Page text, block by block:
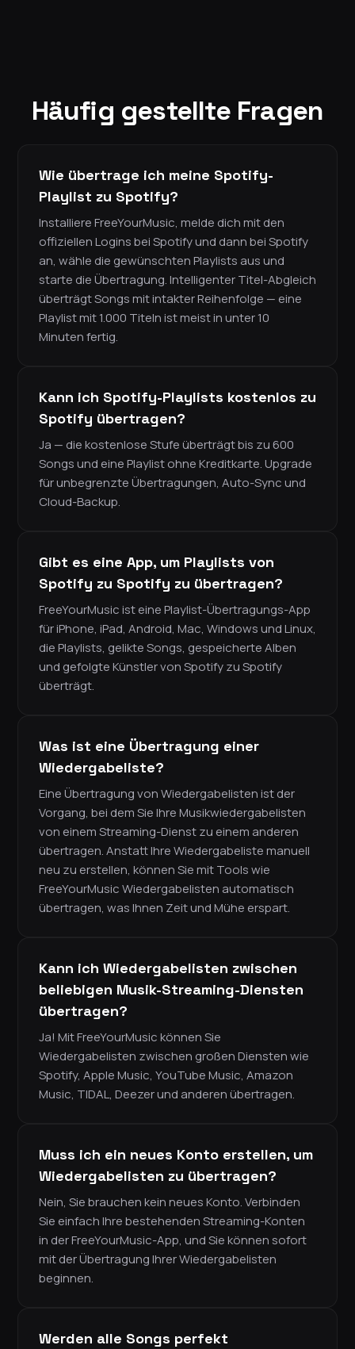
Häufig gestellte Fragen
Wie übertrage ich meine Spotify-
Playlist zu Spotify?
Installiere FreeYourMusic, melde dich mit den
offiziellen Logins bei Spotify und dann bei Spotify
an, wähle die gewünschten Playlists aus und
starte die Übertragung. Intelligenter Titel-Abgleich
überträgt Songs mit intakter Reihenfolge — eine
Playlist mit 1.000 Titeln ist meist in unter 10
Minuten fertig.
Kann ich Spotify-Playlists kostenlos zu
Spotify übertragen?
Ja — die kostenlose Stufe überträgt bis zu 600
Songs und eine Playlist ohne Kreditkarte. Upgrade
für unbegrenzte Übertragungen, Auto-Sync und
Cloud-Backup.
Gibt es eine App, um Playlists von
Spotify zu Spotify zu übertragen?
FreeYourMusic ist eine Playlist-Übertragungs-App
für iPhone, iPad, Android, Mac, Windows und Linux,
die Playlists, gelikte Songs, gespeicherte Alben
und gefolgte Künstler von Spotify zu Spotify
überträgt.
Was ist eine Übertragung einer
Wiedergabeliste?
Eine Übertragung von Wiedergabelisten ist der
Vorgang, bei dem Sie Ihre Musikwiedergabelisten
von einem Streaming-Dienst zu einem anderen
übertragen. Anstatt Ihre Wiedergabeliste manuell
neu zu erstellen, können Sie mit Tools wie
FreeYourMusic Wiedergabelisten automatisch
übertragen, was Ihnen Zeit und Mühe erspart.
Kann ich Wiedergabelisten zwischen
beliebigen Musik-Streaming-Diensten
übertragen?
Ja! Mit FreeYourMusic können Sie
Wiedergabelisten zwischen großen Diensten wie
Spotify, Apple Music, YouTube Music, Amazon
Music, TIDAL, Deezer und anderen übertragen.
Muss ich ein neues Konto erstellen, um
Wiedergabelisten zu übertragen?
Nein, Sie brauchen kein neues Konto. Verbinden
Sie einfach Ihre bestehenden Streaming-Konten
in der FreeYourMusic-App, und Sie können sofort
mit der Übertragung Ihrer Wiedergabelisten
beginnen.
Werden alle Songs perfekt